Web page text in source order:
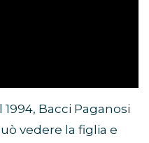
Bacci Paganosi
vedere la figlia e